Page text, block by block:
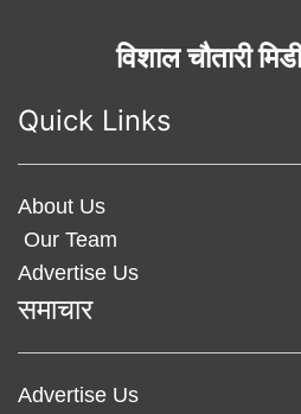
विशाल चौतारी
Quick Links
About Us
Our Team
Advertise Us
समाचार
Advertise Us